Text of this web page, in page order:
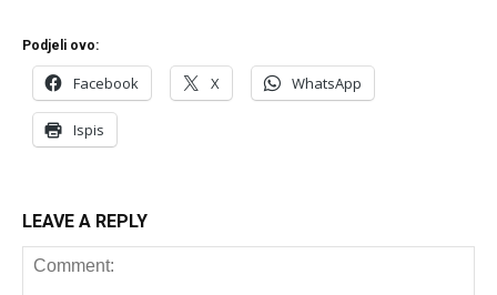
Podjeli ovo:
Facebook X WhatsApp
Ispis
LEAVE A REPLY